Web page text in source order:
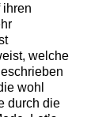
ihren
welche
wohl
durch die